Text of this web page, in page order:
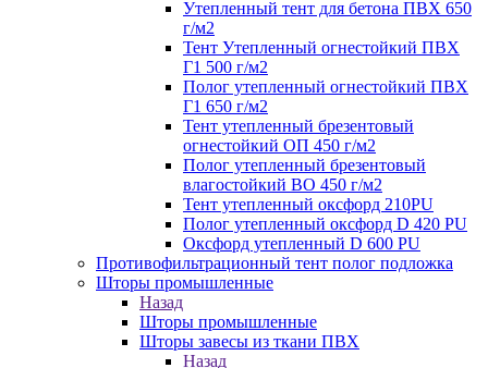
Утепленный тент для бетона ПВХ 650
г/м2
Тент Утепленный огнестойкий ПВХ
Г1 500 г/м2
Полог утепленный огнестойкий ПВХ
Г1 650 г/м2
Тент утепленный брезентовый
огнестойкий ОП 450 г/м2
Полог утепленный брезентовый
влагостойкий ВО 450 г/м2
Тент утепленный оксфорд 210PU
Полог утепленный оксфорд D 420 PU
Оксфорд утепленный D 600 PU
Противофильтрационный тент полог подложка
Шторы промышленные
Назад
Шторы промышленные
Шторы завесы из ткани ПВХ
Назад